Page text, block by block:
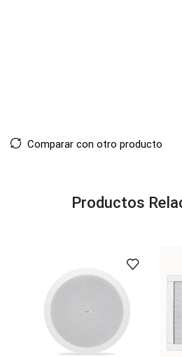
Comparar con otro producto
Productos